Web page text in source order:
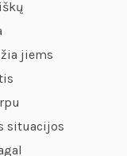
jiems
situacijos